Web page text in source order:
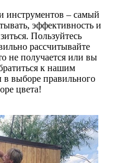
инструментов – самый
эффективность и
Пользуйтесь
рассчитывайте
не получается или вы
к нашим
в выборе правильного
цвета!